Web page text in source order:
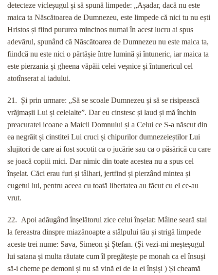
detecteze vicleșugul și să spună limpede: „Așadar, dacă nu este
maica ta Născătoarea de Dumnezeu, este limpede că nici tu nu ești
Hristos și fiind pururea mincinos numai în acest lucru ai spus
adevărul, spunând că Născătoarea de Dumnezeu nu este maica ta,
fiindcă nu este nici o părtășie între lumină și întuneric, iar maica ta
este pierzania și gheena văpăii celei veșnice și întunericul cel
atotînserat al iadului.
21. Și prin urmare: „Să se scoale Dumnezeu și să se risipească
vrăjmașii Lui și celelalte”. Dar eu cinstesc și laud și mă închin
preacuratei icoane a Maicii Domnului și a Celui ce S-a născut din
ea negrăit și cinstitei Lui cruci și chipurilor dumnezeieștilor Lui
slujitori de care ai fost socotit ca o jucărie sau ca o păsărică cu care
se joacă copiii mici. Dar nimic din toate acestea nu a spus cel
înșelat. Căci erau furi și tâlhari, jertfind și pierzând mintea și
cugetul lui, pentru aceea cu toată libertatea au făcut cu el ce-au
vrut.
22. Apoi adăugând înșelătorul zice celui înșelat: Mâine seară stai
la fereastra dinspre miazănoapte a stâlpului tău și strigă limpede
aceste trei nume: Sava, Simeon și Ștefan. (Și vezi-mi meșteșugul
lui satana și multa răutate cum îl pregătește pe monah ca el însuși
să-i cheme pe demoni și nu să vină ei de la ei înșiși ) Și cheamă